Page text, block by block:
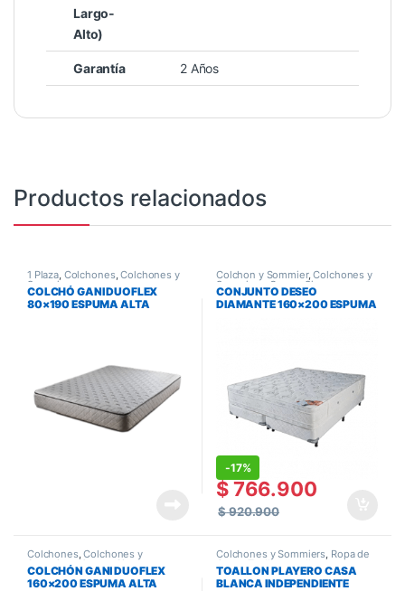
Largo-
Alto)
Garantía 2 Años
Productos relacionados
1 Plaza, Colchones,Colchones y
Sommiers
COLCHÓ GANI DUOFLEX
80×190 ESPUMA ALTA
Colchon y Sommier,Colchones y
Sommiers,Queen Size
CONJUNTO DESEO
DIAMANTE 160×200 ESPUMA
-17%
$766.900
$920.900
Colchones,Colchones y
Sommiers ,Queen Size
COLCHÓN GANI DUOFLEX
160×200 ESPUMA ALTA
Colchones y Sommiers, Ropa de
Cama,Toallas y toallones
TOALLON PLAYERO CASA
BLANCA INDEPENDIENTE